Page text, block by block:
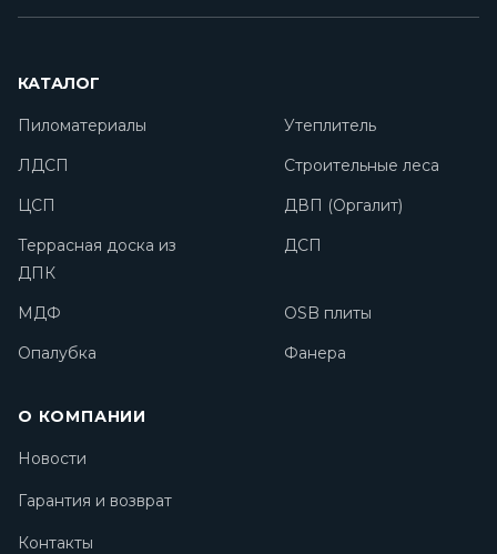
КАТАЛОГ
Пиломатериалы
Утеплитель
ЛДСП
Строительные леса
ЦСП
ДВП (Оргалит)
Террасная доска из
ДПК
ДСП
МДФ
OSB плиты
Опалубка
Фанера
О КОМПАНИИ
Новости
Гарантия и возврат
Контакты